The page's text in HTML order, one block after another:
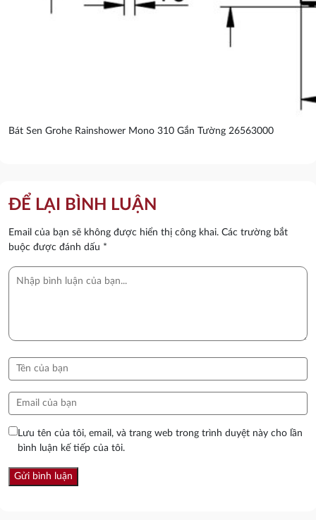
Bát Sen Grohe Rainshower Mono 310 Gắn Tường 26563000
ĐỂ LẠI BÌNH LUẬN
Email của bạn sẽ không được hiển thị công khai. Các trường bắt
buộc được đánh dấu *
Lưu tên của tôi, email, và trang web trong trình duyệt này cho lần
bình luận kế tiếp của tôi.